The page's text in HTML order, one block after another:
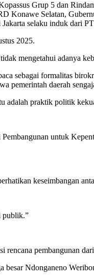
Grup 5 dan
Konawe Selatan,
selaku induk dari
2025.
mengetahui adanya
sebagai formalitas
pemerintah daerah
adalah praktik politik
untuk
keseimbangan
publik.”
rencana pembangunan
besar Ndonganeno